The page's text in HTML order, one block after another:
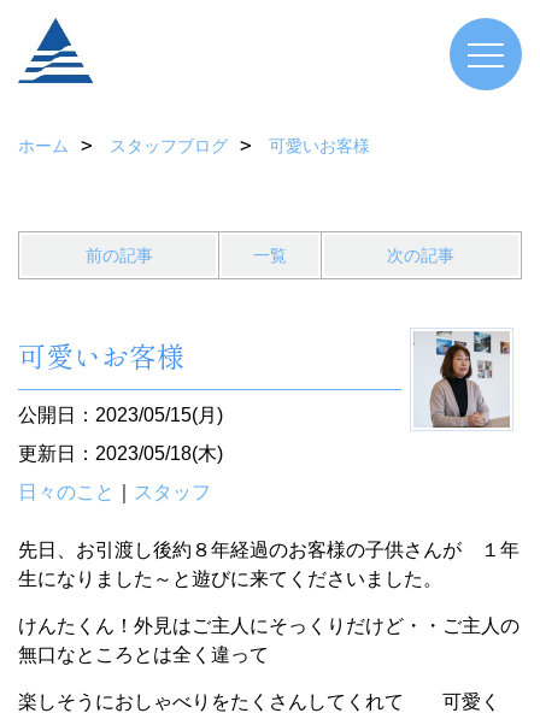
ホーム スタッフブログ 可愛いお客様
前の記事 一覧 次の記事
可愛いお客様
公開日：2023/05/15(月)
更新日：2023/05/18(木)
日々のこと
スタッフ
先日、お引渡し後約８年経過のお客様の子供さんが １年
生になりました～と遊びに来てくださいました。
けんたくん！外見はご主人にそっくりだけど・・ご主人の
無口なところとは全く違って
楽しそうにおしゃべりをたくさんしてくれて 可愛く